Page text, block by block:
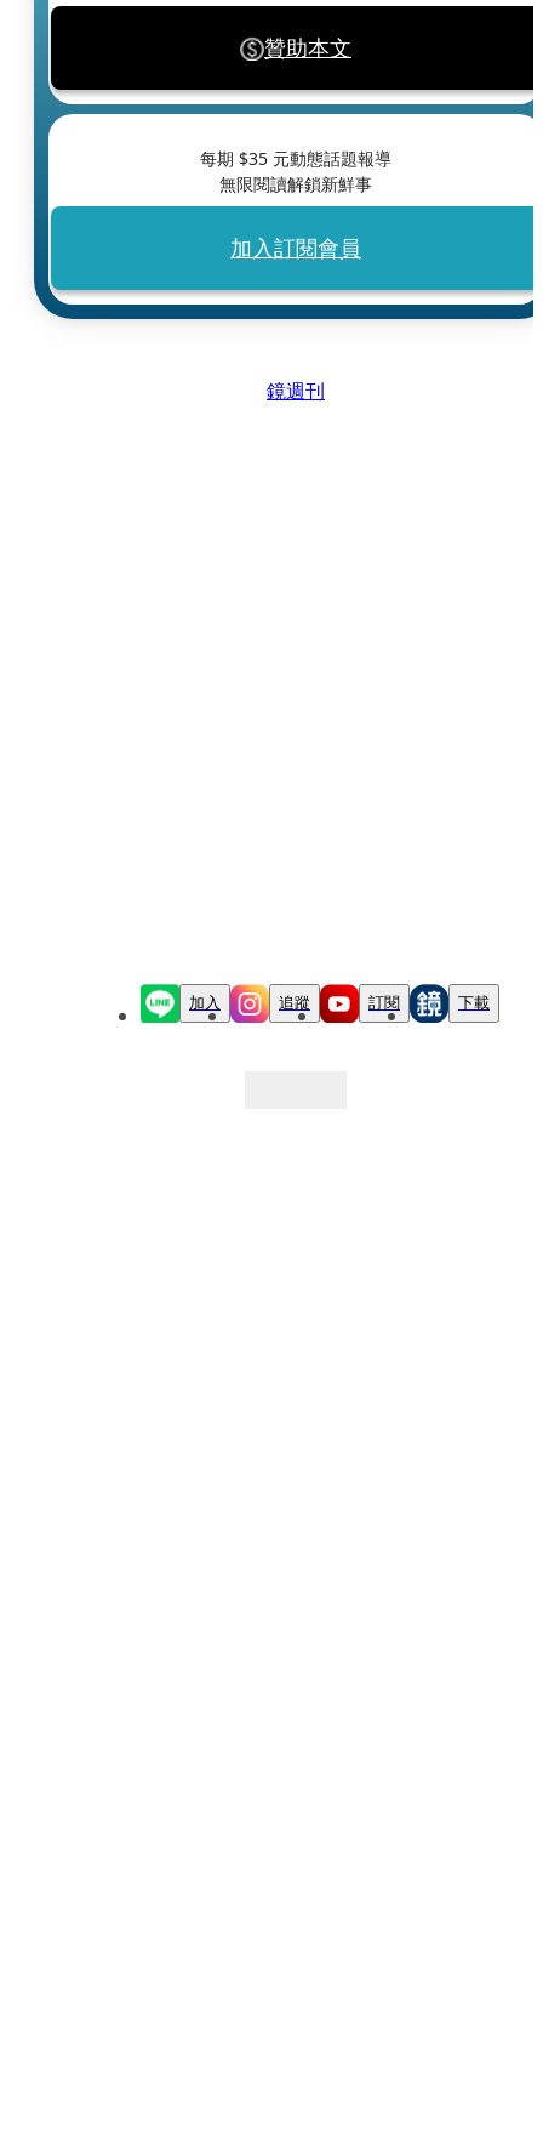
贊助本文
每期 $35 元動態話題報導
無限閱讀解鎖新鮮事
加入訂閱會員
鏡週刊
加入 追蹤 訂閱 下載